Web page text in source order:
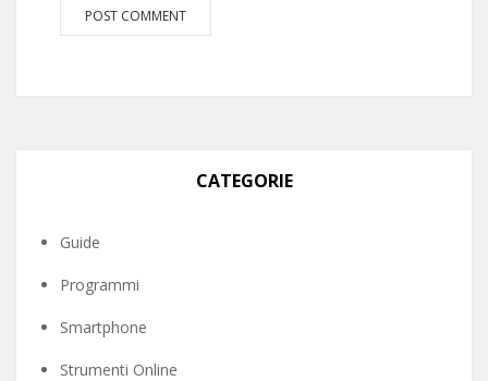
CATEGORIE
Guide
Programmi
Smartphone
Strumenti Online